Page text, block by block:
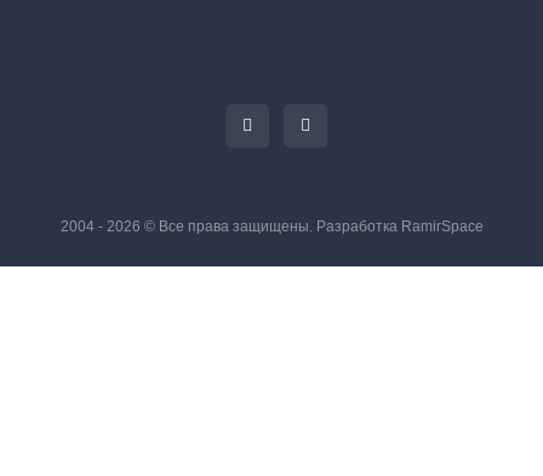
2004 - 2026 © Все права защищены. Разработка RamirSpace